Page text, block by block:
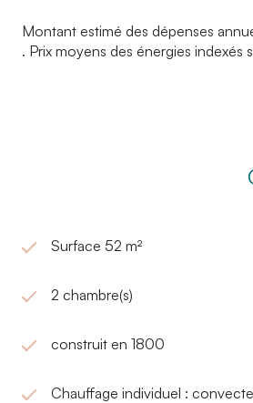
Montant estimé des dépenses
. Prix moyens des énergies
Surface 52 m²
2 chambre(s)
construit en 1800
Chauffage individuel :